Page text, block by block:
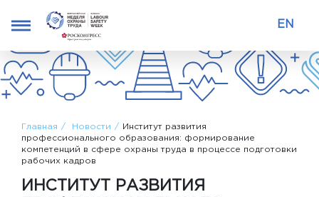
EN
Главная Новости
Институт развития
профессионального образования: формирование
компетенций в сфере охраны труда в процессе подготовки
рабочих кадров
ИНСТИТУТ РАЗВИТИЯ